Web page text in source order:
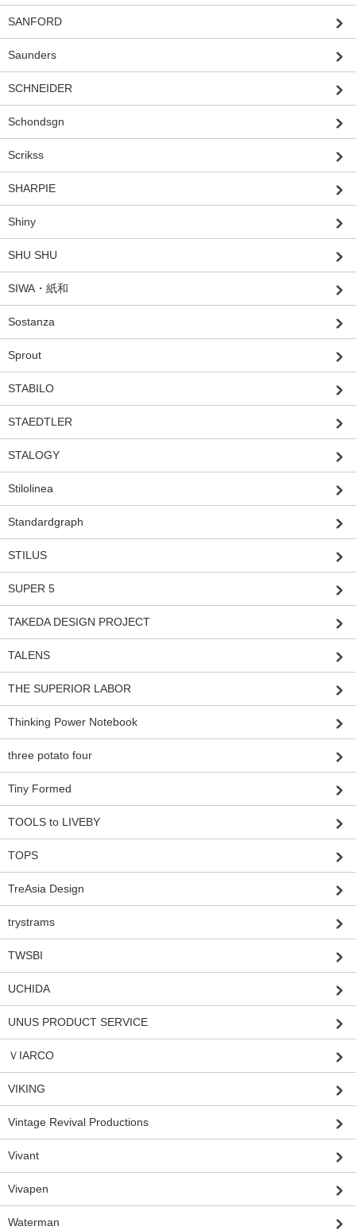
SANFORD
Saunders
SCHNEIDER
Schondsgn
Scrikss
SHARPIE
Shiny
SHU SHU
SIWA・紙和
Sostanza
Sprout
STABILO
STAEDTLER
STALOGY
Stilolinea
Standardgraph
STILUS
SUPER 5
TAKEDA DESIGN PROJECT
TALENS
THE SUPERIOR LABOR
Thinking Power Notebook
three potato four
Tiny Formed
TOOLS to LIVEBY
TOPS
TreAsia Design
trystrams
TWSBI
UCHIDA
UNUS PRODUCT SERVICE
ＶIARCO
VIKING
Vintage Revival Productions
Vivant
Vivapen
Waterman